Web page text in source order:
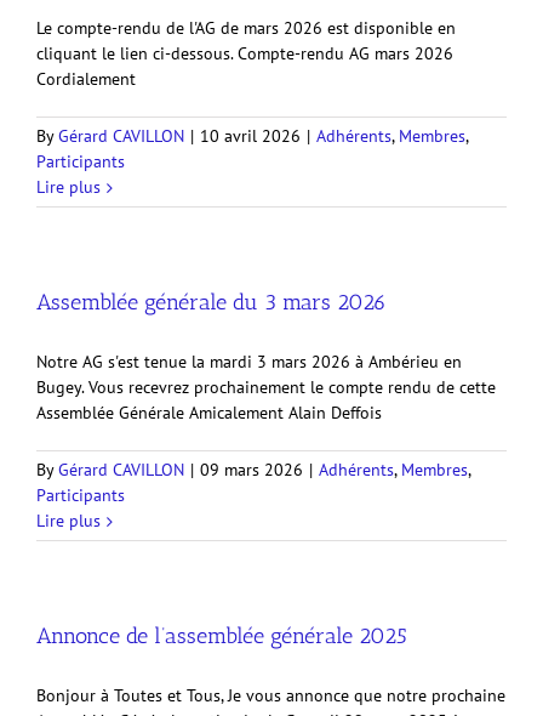
Le compte-rendu de l'AG de mars 2026 est disponible en
cliquant le lien ci-dessous. Compte-rendu AG mars 2026
Cordialement
ByGérard CAVILLON | 10 avril 2026 | Adhérents, Membres,
Participants
Lire plus
Assemblée générale du 3 mars 2026
Notre AG s'est tenue la mardi 3 mars 2026 à Ambérieu en
Bugey. Vous recevrez prochainement le compte rendu de cette
Assemblée Générale Amicalement Alain Deffois
ByGérard CAVILLON | 09 mars 2026 | Adhérents, Membres,
Participants
Lire plus
Annonce de l’assemblée générale 2025
Bonjour à Toutes et Tous, Je vous annonce que notre prochaine